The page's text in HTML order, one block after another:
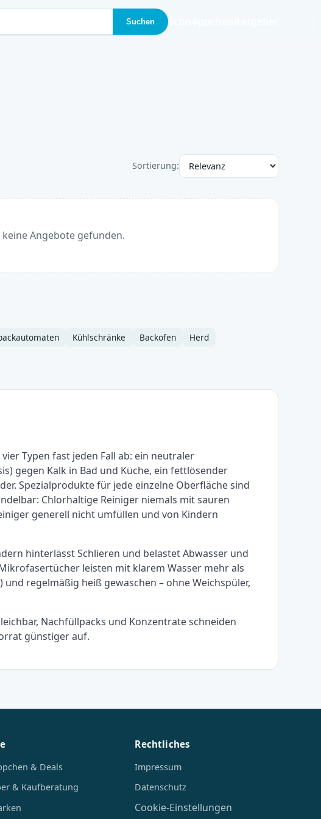
Suchen
Sortierung:
Angebote gefunden.
Kühlschränke Backofen
Herd
Typen fast jeden Fall ab: ein neutraler
gegen Kalk in Bad und Küche, ein fettlösender
Spezialprodukte für jede einzelne Oberfläche sind
Chlorhaltige Reiniger niemals mit sauren
generell nicht umfüllen und von Kindern
hinterlässt Schlieren und belastet Abwasser und
leisten mit klarem Wasser mehr als
regelmäßig heiß gewaschen – ohne Weichspüler,
Nachfüllpacks und Konzentrate schneiden
günstiger auf.
& Deals
& Kaufberatung
Rechtliches
Impressum
Datenschutz
Cookie-Einstellungen